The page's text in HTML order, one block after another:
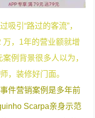
吸引“路过的客流”，
，1年的营业额就增
例背景很多人以为，
，装修好门面。
件营销案例是多年前
Scarpa亲身示范